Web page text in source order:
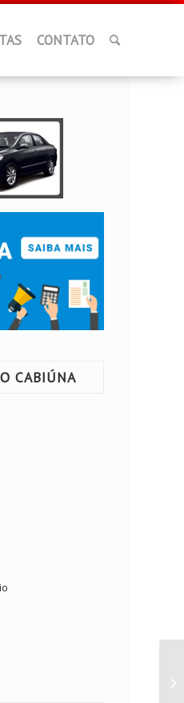
CONTATO
CABIÚNA